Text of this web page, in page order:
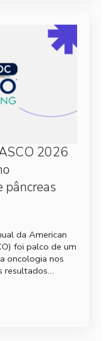
2026
pâncreas
da American
foi palco de um
oncologia nos
resultados…